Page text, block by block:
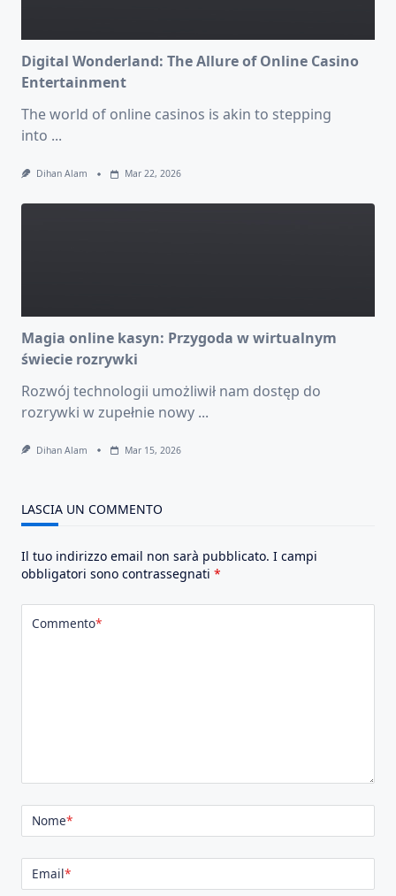
Digital Wonderland: The Allure of Online Casino
Entertainment
The world of online casinos is akin to stepping
into ...
Dihan Alam Mar 22, 2026
Magia online kasyn: Przygoda w wirtualnym
świecie rozrywki
Rozwój technologii umożliwił nam dostęp do
rozrywki w zupełnie nowy ...
Dihan Alam Mar 15, 2026
LASCIA UN COMMENTO
Il tuo indirizzo email non sarà pubblicato. I campi
obbligatori sono contrassegnati *
Commento*
Nome*
Email*